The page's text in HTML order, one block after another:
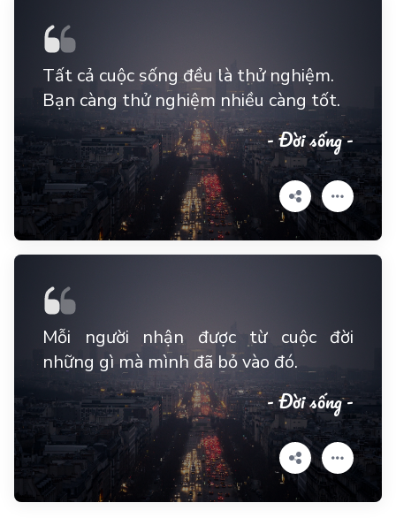
Tất cả cuộc sống đều là thử nghiệm.
Bạn càng thử nghiệm nhiều càng tốt.
- Đời sống -
Mỗi người nhận được từ cuộc đời
những gì mà mình đã bỏ vào đó.
- Đời sống -